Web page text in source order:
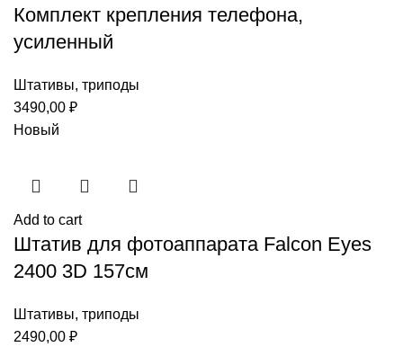
Комплект крепления телефона,
усиленный
Штативы, триподы
3490,00 ₽
Новый
Add to cart
Штатив для фотоаппарата Falcon Eyes
2400 3D 157см
Штативы, триподы
2490,00 ₽